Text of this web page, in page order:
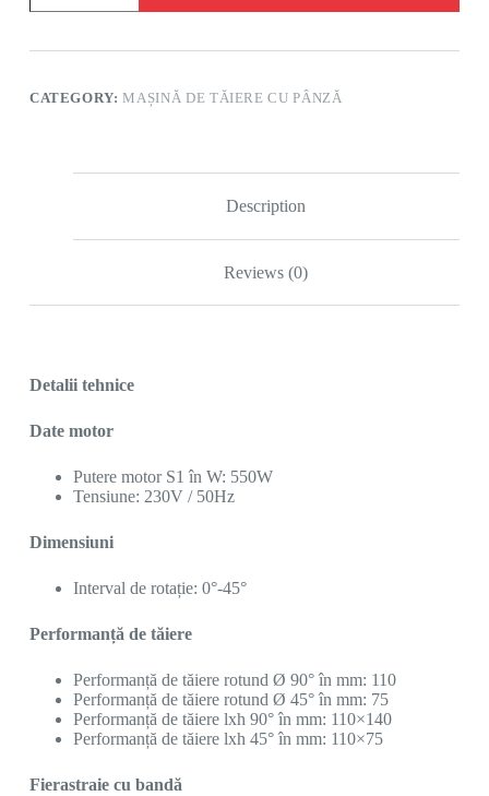
CATEGORY:MAȘINĂ DE TĂIERE CU PÂNZĂ
Description
Reviews (0)
Detalii tehnice
Date motor
Putere motor S1 în W: 550W
Tensiune: 230V / 50Hz
Dimensiuni
Interval de rotație: 0°-45°
Performanță de tăiere
Performanță de tăiere rotund Ø 90° în mm: 110
Performanță de tăiere rotund Ø 45° în mm: 75
Performanță de tăiere lxh 90° în mm: 110×140
Performanță de tăiere lxh 45° în mm: 110×75
Fierastraie cu bandă